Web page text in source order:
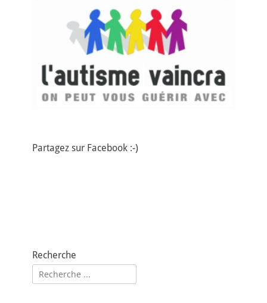
Partagez sur Facebook :-)
Recherche
Rechercher :